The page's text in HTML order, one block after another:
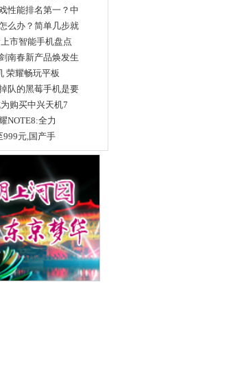
性能排名第一？中
么办？简单几步就
市智能手机盘点
南春新产品焕发生
荣耀畅玩平板
队的黑莓手机是要
购买中兴天机7
NOTE8:全力
999元,国产手